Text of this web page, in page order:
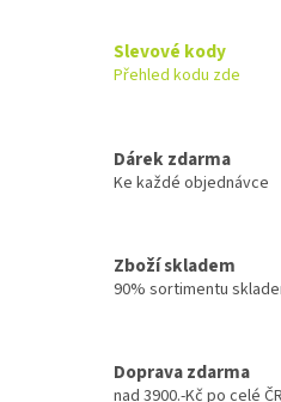
y
s
Slevové kody
Přehled kodu zde
Dárek zdarma
Ke každé objednávce
Zboží skladem
90% sortimentu
Doprava zdarma
nad 3900.-Kč po celé ČR